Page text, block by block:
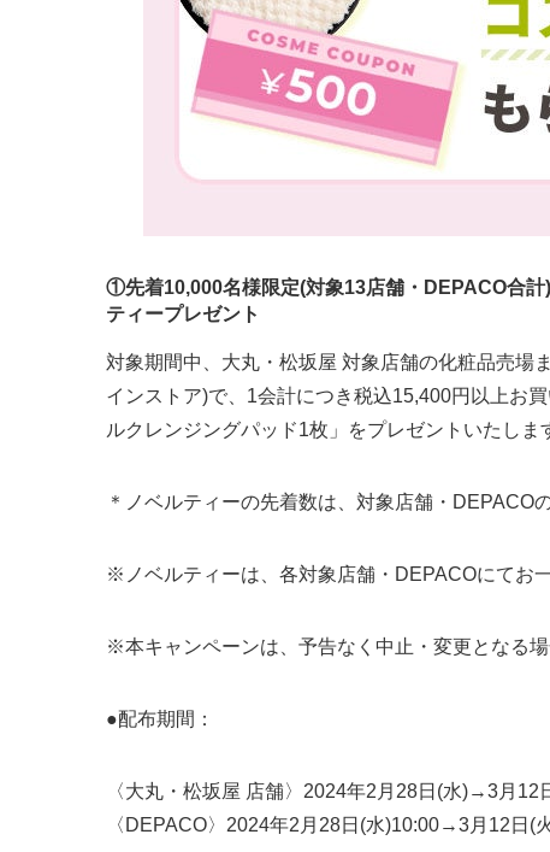
①先着10,000名様限定(対象13店舗・DEPACO合
ティープレゼント
対象期間中、大丸・松坂屋 対象店舗の化粧品売場
インストア)で、1会計につき税込15,400円以上お
ルクレンジングパッド1枚」をプレゼントいたしま
＊ノベルティーの先着数は、対象店舗・DEPACO
※ノベルティーは、各対象店舗・DEPACOにてお
※本キャンペーンは、予告なく中止・変更となる場
●配布期間：
〈大丸・松坂屋 店舗〉2024年2月28日(水)→3月12
〈DEPACO〉2024年2月28日(水)10:00→3月12日(